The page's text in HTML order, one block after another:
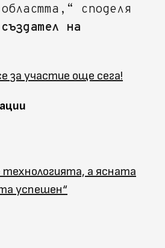
споделя
на
за участие още сега!
технологията, а ясната
успешен“